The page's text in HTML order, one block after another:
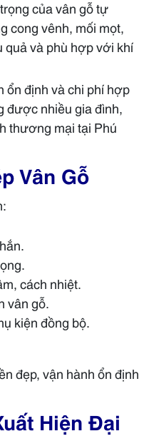
của vân gỗ tự
cong vênh, mối mọt,
quả và phù hợp với khí
ổn định và chi phí hợp
được nhiều gia đình,
thương mại tại Phú
Vân Gỗ
cách nhiệt.
vân gỗ.
kiện đồng bộ.
đẹp, vận hành ổn định
Hiện Đại